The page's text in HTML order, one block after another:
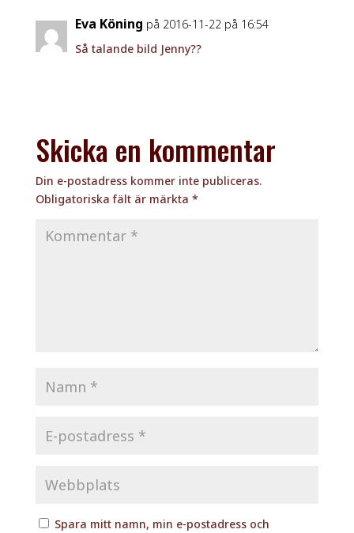
Eva Köning på 2016-11-22 på 16:54
Så talande bild Jenny??
Skicka en kommentar
Din e-postadress kommer inte publiceras.
Obligatoriska fält är märkta *
Spara mitt namn, min e-postadress och